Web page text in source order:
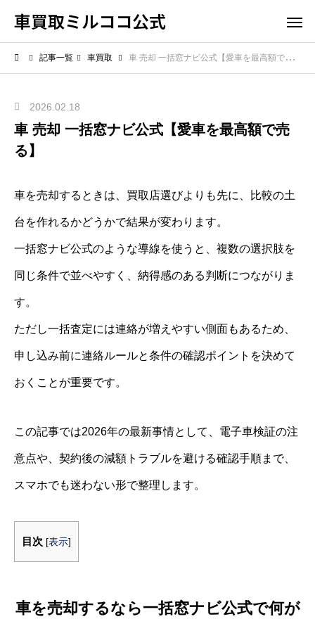
車買取ミルココ公式
記事一覧 車買取 車 売却 一括窓ナビ公式【愛車を最高額で売る】
2026.02.18
車 売却 一括窓ナビ公式【愛車を最高額で売
る】
車を売却するときは、買取店選びよりも先に、比較の土
台を作れるかどうかで結果が変わります。
一括窓ナビ公式のような導線を使うと、複数の選択肢を
同じ条件で並べやすく、納得感のある判断につながりま
す。
ただし一括査定には連絡が増えやすい側面もあるため、
申し込み前に連絡ルールと条件の確認ポイントを決めて
おくことが重要です。
この記事では2026年の最新事情として、電子車検証の注
意点や、契約後の減額トラブルを避ける確認手順まで、
スマホでも迷わない形で整理します。
目次 [表示]
車を売却するなら一括窓ナビ公式で何が